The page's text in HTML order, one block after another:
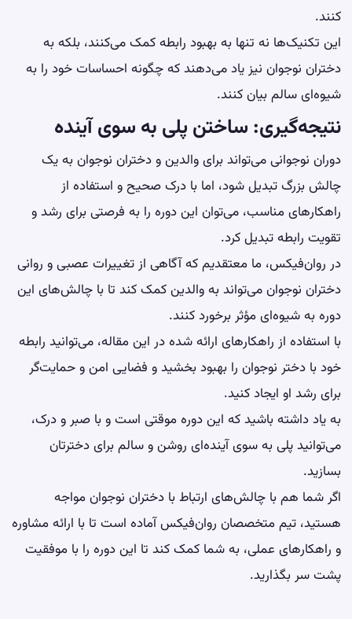
کنند.
این تکنیک‌ها نه تنها به بهبود رابطه کمک می‌کنند، بلکه به
دختران نوجوان نیز یاد می‌دهند که چگونه احساسات خود را به
شیوه‌ای سالم بیان کنند.
نتیجه‌گیری: ساختن پلی به سوی آینده
دوران نوجوانی می‌تواند برای والدین و دختران نوجوان به یک
چالش بزرگ تبدیل شود، اما با درک صحیح و استفاده از
راهکارهای مناسب، می‌توان این دوره را به فرصتی برای رشد و
تقویت رابطه تبدیل کرد.
در روان‌فیکس، ما معتقدیم که آگاهی از تغییرات عصبی و روانی
دختران نوجوان می‌تواند به والدین کمک کند تا با چالش‌های این
دوره به شیوه‌ای مؤثر برخورد کنند.
با استفاده از راهکارهای ارائه شده در این مقاله، می‌توانید رابطه
خود با دختر نوجوان را بهبود بخشید و فضایی امن و حمایت‌گر
برای رشد او ایجاد کنید.
به یاد داشته باشید که این دوره موقتی است و با صبر و درک،
می‌توانید پلی به سوی آینده‌ای روشن و سالم برای دخترتان
بسازید.
اگر شما هم با چالش‌های ارتباط با دختران نوجوان مواجه
هستید، تیم متخصصان روان‌فیکس آماده است تا با ارائه مشاوره
و راهکارهای عملی، به شما کمک کند تا این دوره را با موفقیت
پشت سر بگذارید.